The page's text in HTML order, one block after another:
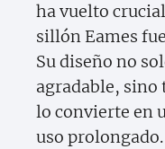
ha vuelto
sillón Eames
Su diseño no
agradable,
lo convierte en
uso prolongado.